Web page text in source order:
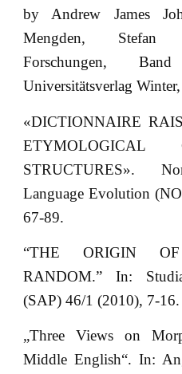
by Andrew James
Mengden, Stefan
Forschungen,
Universitätsverlag
«DICTIONNAIRE
ETYMOLOGICAL
STRUCTURES».
Language Evolution
67-89.
“THE ORIGIN
RANDOM.” In:
(SAP) 46/1 (2010), 7-16.
„Three Views on
Middle English“. In: